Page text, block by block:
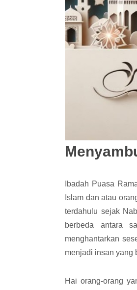
Ibadah Puasa
Islam dan atau
terdahulu sejak
berbeda antara
menghantarkan
menjadi insan yang
Hai orang-orang